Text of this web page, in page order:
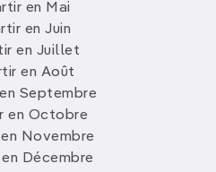
en Mai
en Juin
en Juillet
en Août
Septembre
en Octobre
Novembre
Décembre